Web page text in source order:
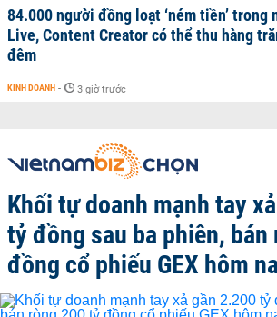
84.000 người đồng loạt ‘ném tiền’ trong
Live, Content Creator có thể thu hàng
đêm
KINH DOANH - 3 giờ trước
Khối tự doanh mạnh tay
tỷ đồng sau ba phiên, bán
đồng cổ phiếu GEX hôm